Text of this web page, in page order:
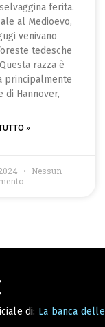
ferita.
al Medioevo,
venivano
tedesche
razza è
principalmente
di Hannover,
»
Nessun
di: La banca